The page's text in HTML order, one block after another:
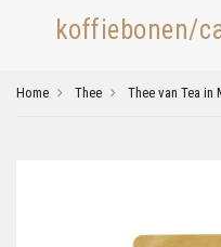
koffiebonen/
Home Thee Thee van Tea in